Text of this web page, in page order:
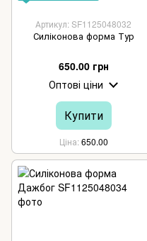
Артикул: SF1125048032
Силіконова форма Тур
650.00 грн
Оптові ціни
Купити
Ціна 650.00